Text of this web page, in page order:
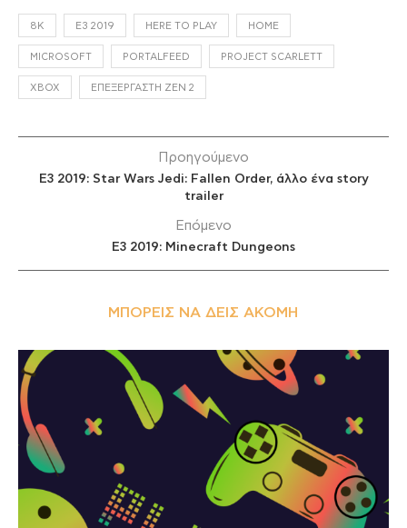
8K E3 2019 HERE TO PLAY HOME
MICROSOFT PORTALFEED PROJECT SCARLETT
XBOX ΕΠΕΞΕΡΓΑΣΤΉ ZEN 2
Προηγούμενο
E3 2019: Star Wars Jedi: Fallen Order, άλλο ένα story
trailer
Επόμενο
E3 2019: Minecraft Dungeons
ΜΠΟΡΕΊΣ ΝΑ ΔΕΙΣ ΑΚΌΜΗ